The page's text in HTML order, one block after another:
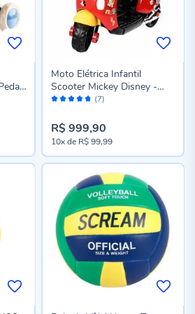
Avaliação: (7)
Moto Elétrica Infantil
Scooter Mickey Disney -
Vermelho
R$ 999,90
10xde R$ 99,99